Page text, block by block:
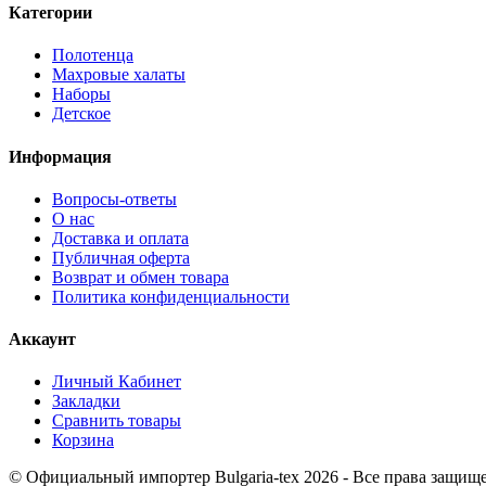
Категории
Полотенца
Махровые халаты
Наборы
Детское
Информация
Вопросы-ответы
О нас
Доставка и оплата
Публичная оферта
Возврат и обмен товара
Политика конфиденциальности
Аккаунт
Личный Кабинет
Закладки
Сравнить товары
Корзина
© Официальный импортер Bulgaria-tex 2026 - Все права